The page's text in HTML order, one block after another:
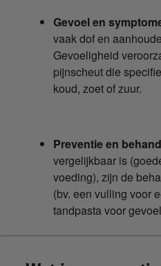
Gevoel en
vaak dof en
Gevoeligheid
pijnscheut die
koud, zoet of zuur.
Preventie en
vergelijkbaar is
voeding), zijn de
(bv. een vulling voor
tandpasta voor